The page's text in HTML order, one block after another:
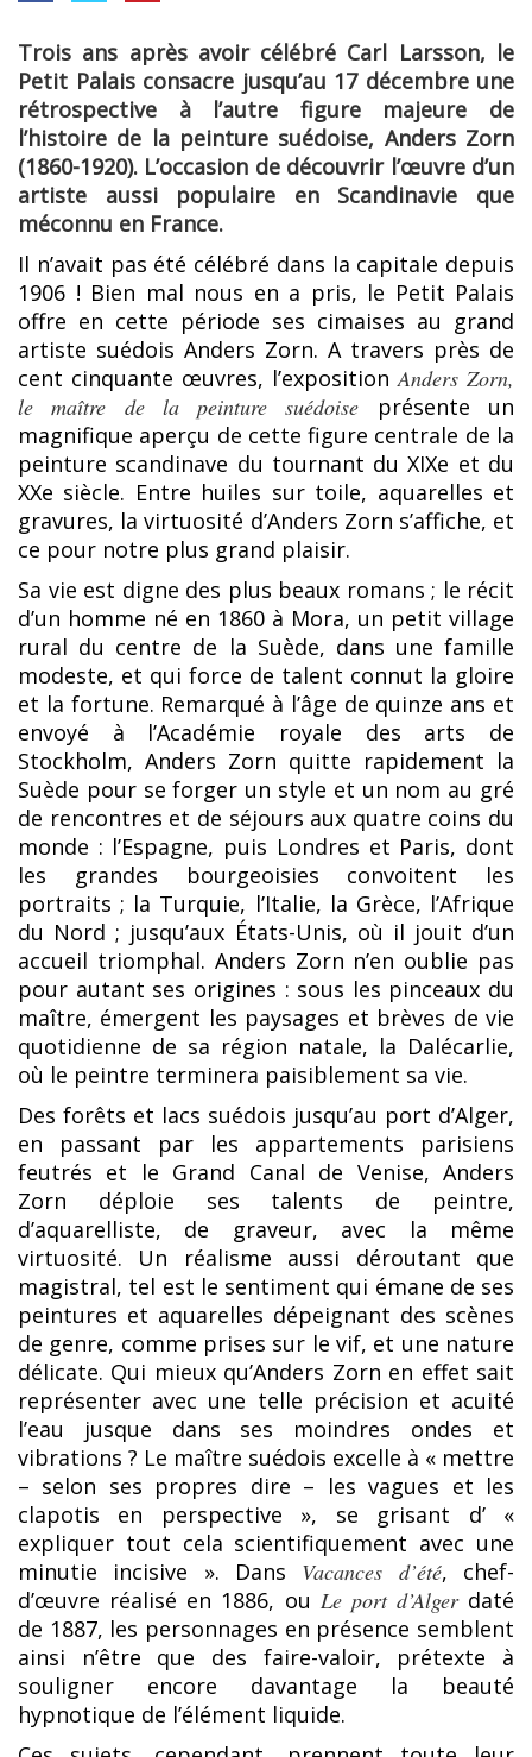
Trois ans après avoir célébré Carl Larsson, le
Petit Palais consacre jusqu’au 17 décembre une
rétrospective à l’autre figure majeure de
l’histoire de la peinture suédoise, Anders Zorn
(1860-1920). L’occasion de découvrir l’œuvre d’un
artiste aussi populaire en Scandinavie que
méconnu en France.
Il n’avait pas été célébré dans la capitale depuis
1906 ! Bien mal nous en a pris, le Petit Palais
offre en cette période ses cimaises au grand
artiste suédois Anders Zorn. A travers près de
cent cinquante œuvres, l’expositionAnders Zorn,
le maître de la peinture suédoise présente un
magnifique aperçu de cette figure centrale de la
peinture scandinave du tournant du XIXe et du
XXe siècle. Entre huiles sur toile, aquarelles et
gravures, la virtuosité d’Anders Zorn s’affiche, et
ce pour notre plus grand plaisir.
Sa vie est digne des plus beaux romans ; le récit
d’un homme né en 1860 à Mora, un petit village
rural du centre de la Suède, dans une famille
modeste, et qui force de talent connut la gloire
et la fortune. Remarqué à l’âge de quinze ans et
envoyé à l’Académie royale des arts de
Stockholm, Anders Zorn quitte rapidement la
Suède pour se forger un style et un nom au gré
de rencontres et de séjours aux quatre coins du
monde : l’Espagne, puis Londres et Paris, dont
les grandes bourgeoisies convoitent les
portraits ; la Turquie, l’Italie, la Grèce, l’Afrique
du Nord ; jusqu’aux États-Unis, où il jouit d’un
accueil triomphal. Anders Zorn n’en oublie pas
pour autant ses origines : sous les pinceaux du
maître, émergent les paysages et brèves de vie
quotidienne de sa région natale, la Dalécarlie,
où le peintre terminera paisiblement sa vie.
Des forêts et lacs suédois jusqu’au port d’Alger,
en passant par les appartements parisiens
feutrés et le Grand Canal de Venise, Anders
Zorn déploie ses talents de peintre,
d’aquarelliste, de graveur, avec la même
virtuosité. Un réalisme aussi déroutant que
magistral, tel est le sentiment qui émane de ses
peintures et aquarelles dépeignant des scènes
de genre, comme prises sur le vif, et une nature
délicate. Qui mieux qu’Anders Zorn en effet sait
représenter avec une telle précision et acuité
l’eau jusque dans ses moindres ondes et
vibrations ? Le maître suédois excelle à « mettre
– selon ses propres dire – les vagues et les
clapotis en perspective », se grisant d’ «
expliquer tout cela scientifiquement avec une
minutie incisive ». Dans Vacances d’été, chef-
d’œuvre réalisé en 1886, ou Le port d’Algerdaté
de 1887, les personnages en présence semblent
ainsi n’être que des faire-valoir, prétexte à
souligner encore davantage la beauté
hypnotique de l’élément liquide.